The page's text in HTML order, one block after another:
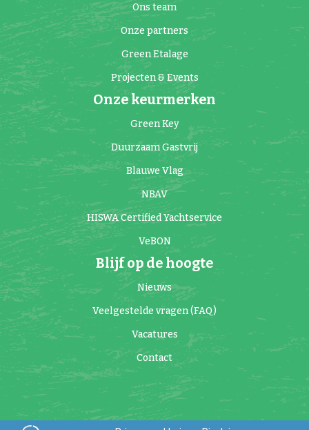
Ons team
Onze partners
Green Etalage
Projecten & Events
Onze keurmerken
Green Key
Duurzaam Gastvrij
Blauwe Vlag
NBAV
HISWA Certified Yachtservice
VeBON
Blijf op de hoogte
Nieuws
Veelgestelde vragen (FAQ)
Vacatures
Contact